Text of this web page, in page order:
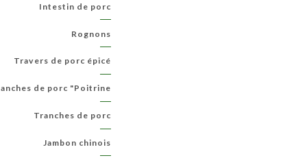
Intestin de porc
Rognons
Travers de porc épicé
de porc "Poitrine"
Tranches de porc
Jambon chinois